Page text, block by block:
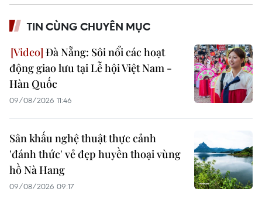
TIN CÙNG CHUYÊN MỤC
Đà Nẵng: Sôi nổi các hoạt
động giao lưu tại Lễ hội Việt Nam -
Hàn Quốc
09/08/2026 11:46
Sân khấu nghệ thuật thực cảnh
'đánh thức' vẻ đẹp huyền thoại vùng
hồ Nà Hang
09/08/2026 09:17